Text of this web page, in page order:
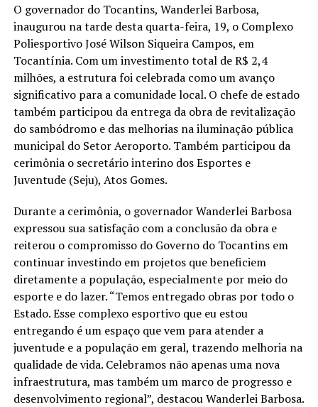
O governador do Tocantins, Wanderlei Barbosa,
inaugurou na tarde desta quarta-feira, 19, o Complexo
Poliesportivo José Wilson Siqueira Campos, em
Tocantínia. Com um investimento total de R$ 2,4
milhões, a estrutura foi celebrada como um avanço
significativo para a comunidade local. O chefe de estado
também participou da entrega da obra de revitalização
do sambódromo e das melhorias na iluminação pública
municipal do Setor Aeroporto. Também participou da
cerimônia o secretário interino dos Esportes e
Juventude (Seju), Atos Gomes.
Durante a cerimônia, o governador Wanderlei Barbosa
expressou sua satisfação com a conclusão da obra e
reiterou o compromisso do Governo do Tocantins em
continuar investindo em projetos que beneficiem
diretamente a população, especialmente por meio do
esporte e do lazer. “Temos entregado obras por todo o
Estado. Esse complexo esportivo que eu estou
entregando é um espaço que vem para atender a
juventude e a população em geral, trazendo melhoria na
qualidade de vida. Celebramos não apenas uma nova
infraestrutura, mas também um marco de progresso e
desenvolvimento regional”, destacou Wanderlei Barbosa.